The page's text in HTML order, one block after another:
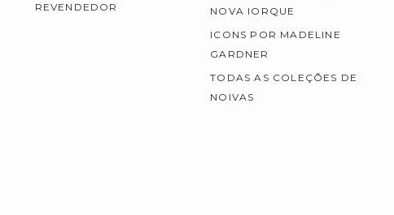
REVENDEDOR
NOVA IORQUE
ICONS POR MADELINE
GARDNER
TODAS AS COLEÇÕES DE
NOIVAS